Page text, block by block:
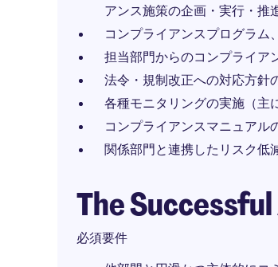
アンス施策の企画・実行・推
コンプライアンスプログラム
担当部門からのコンプライア
法令・規制改正への対応方針
各種モニタリングの実施（主
コンプライアンスマニュアル
関係部門と連携したリスク低
The
必須要件